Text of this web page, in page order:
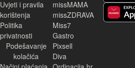
Uvjeti i pravila
korištenja
Politika
privatnosti
Podešavanje
kolačića
missMAMA
missZDRAVA
Miss7
Gastro
Pixsell
Diva